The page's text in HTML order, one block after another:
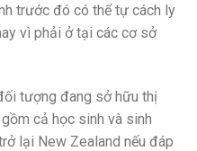
trước đó có thể tự cách ly
vì phải ở tại các cơ sở
tượng đang sở hữu thị
cả học sinh và sinh
lại New Zealand nếu đáp